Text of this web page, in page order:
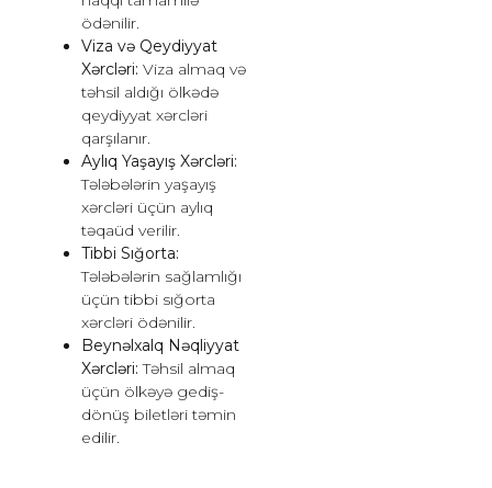
ödənilir.
Viza və Qeydiyyat
Xərcləri: Viza almaq və
təhsil aldığı ölkədə
qeydiyyat xərcləri
qarşılanır.
Aylıq Yaşayış Xərcləri:
Tələbələrin yaşayış
xərcləri üçün aylıq
təqaüd verilir.
Tibbi Sığorta:
Tələbələrin sağlamlığı
üçün tibbi sığorta
xərcləri ödənilir.
Beynəlxalq Nəqliyyat
Xərcləri: Təhsil almaq
üçün ölkəyə gediş-
dönüş biletləri təmin
edilir.